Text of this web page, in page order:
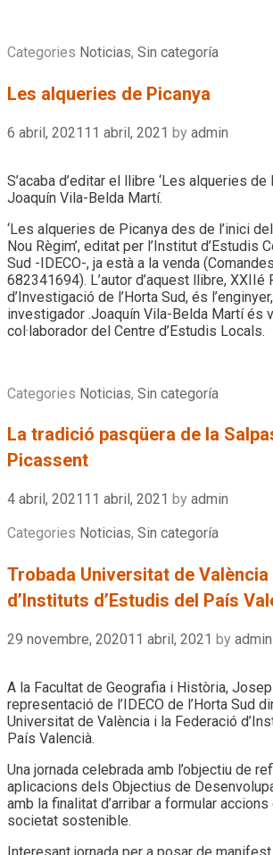
Categories Noticias, Sin categoría
Les alqueries de Picanya
6 abril, 2021 11 abril, 2021 by admin
S’acaba d’editar el llibre ‘Les alqueries de
Joaquín Vila-Belda Martí.
‘Les alqueries de Picanya des de l’inici
Nou Règim’, editat per l’Institut d’Estudis
Sud -IDECO-, ja està a la venda
682341694). L’autor d’aquest llibre, XXIIé
d’Investigació de l’Horta Sud, és
investigador .Joaquín Vila-Belda Martí és
col·laborador del Centre d’Estudis Locals.
Categories Noticias, Sin categoría
La tradició pasqüera de la
Picassent
4 abril, 2021 11 abril, 2021 by admin
Categories Noticias, Sin categoría
Trobada Universitat de
d’Instituts d’Estudis del País
29 novembre, 202011 abril, 2021 by admin
A la Facultat de Geografia i Història,
representació de l’IDECO de l’Horta Sud
Universitat de València i la Federació
País Valencià.
Una jornada celebrada amb l’objectiu de
aplicacions dels Objectius de
amb la finalitat d’arribar a formular
societat sostenible.
Interesant jornada per a posar de